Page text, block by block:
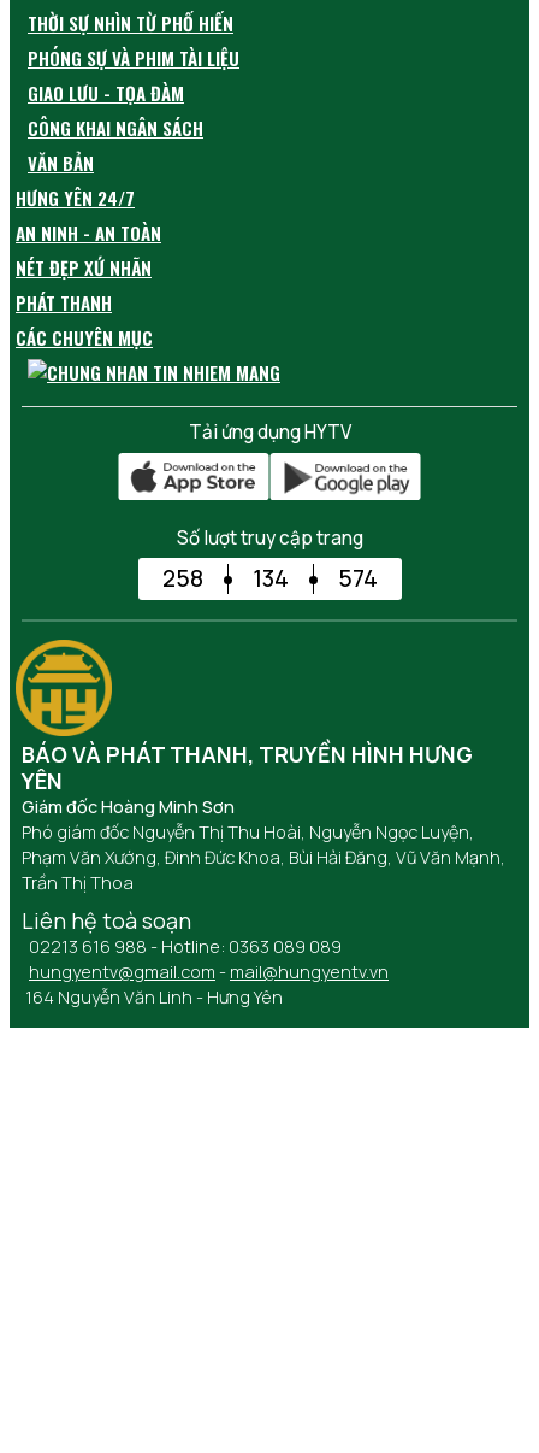
THỜI SỰ NHÌN TỪ PHỐ HIẾN
PHÓNG SỰ VÀ PHIM TÀI LIỆU
GIAO LƯU - TỌA ĐÀM
CÔNG KHAI NGÂN SÁCH
VĂN BẢN
HƯNG YÊN 24/7
AN NINH - AN TOÀN
NÉT ĐẸP XỨ NHÃN
PHÁT THANH
CÁC CHUYÊN MỤC
Tải ứng dụng HYTV
Số lượt truy cập trang
258 134 574
BÁO VÀ PHÁT THANH, TRUYỀN HÌNH HƯNG
YÊN
Giám đốc Hoàng Minh Sơn
Phó giám đốc Nguyễn Thị Thu Hoài, Nguyễn Ngọc Luyện,
Phạm Văn Xướng, Đinh Đức Khoa, Bùi Hải Đăng, Vũ Văn Mạnh,
Trần Thị Thoa
Liên hệ toà soạn
02213 616 988 - Hotline: 0363 089 089
hungyentv@gmail.com - mail@hungyentv.vn
164 Nguyễn Văn Linh - Hưng Yên